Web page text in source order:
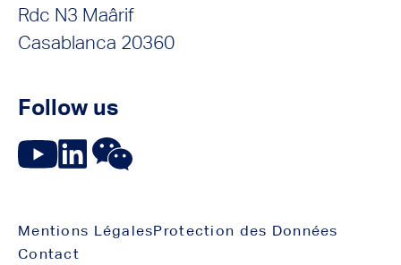
Rdc N3 Maârif
Casablanca 20360
Follow us
Mentions LégalesProtection des Données
Contact